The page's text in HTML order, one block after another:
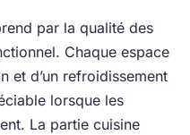
par la qualité des
Chaque espace
et d’un refroidissement
lorsque les
La partie cuisine